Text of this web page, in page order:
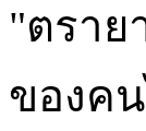
"ตราย
ของค